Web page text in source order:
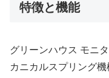
特徴と機能
グリーンハウス モニ
カニカルスプリング